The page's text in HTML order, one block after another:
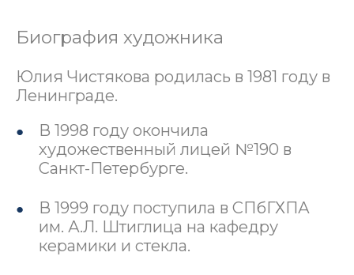
Биография художника
Юлия Чистякова родилась в 1981 году в
Ленинграде.
В 1998 году окончила
художественный лицей №190 в
Санкт-Петербурге.
В 1999 году поступила в СПбГХПА
им. А.Л. Штиглица на кафедру
керамики и стекла.